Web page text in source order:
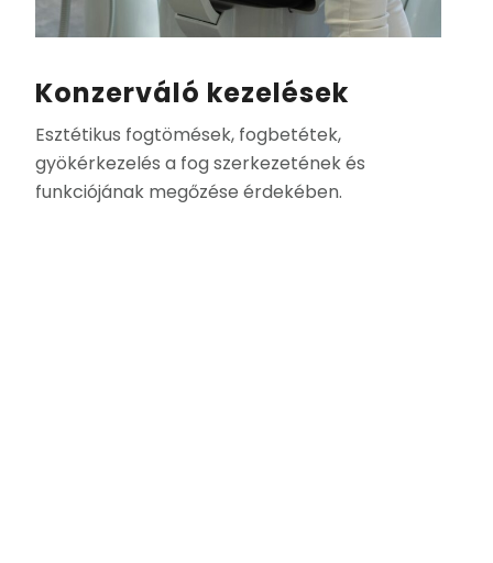
Konzerváló kezelések
Esztétikus fogtömések, fogbetétek,
gyökérkezelés a fog szerkezetének és
funkciójának megőzése érdekében.